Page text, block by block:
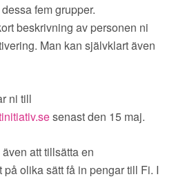
fem grupper.
beskrivning av personen ni
Man kan självklart även
ni till
senast den 15 maj.
att tillsätta en
olika sätt få in pengar till Fi. I